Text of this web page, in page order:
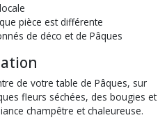
pièce est différente
de déco et de Pâques
de votre table de Pâques, sur
fleurs séchées, des bougies et
champêtre et chaleureuse.